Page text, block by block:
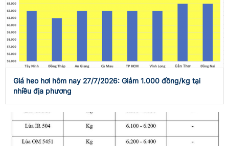
Giá heo hơi hôm nay 27/7/2026: Giảm 1.000 đồng/kg tại
nhiều địa phương